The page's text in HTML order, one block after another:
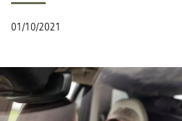
01/10/2021